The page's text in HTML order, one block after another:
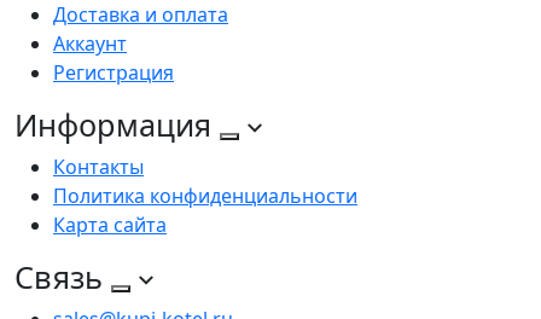
Доставка и оплата
Аккаунт
Регистрация
Информация
Контакты
Политика конфиденциальности
Карта сайта
Связь